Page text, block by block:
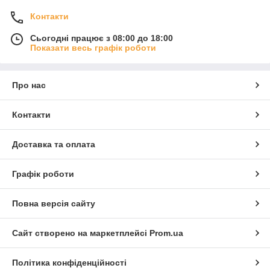
Контакти
Сьогодні працює з 08:00 до 18:00
Показати весь графік роботи
Про нас
Контакти
Доставка та оплата
Графік роботи
Повна версія сайту
Сайт створено на маркетплейсі Prom.ua
Політика конфіденційності